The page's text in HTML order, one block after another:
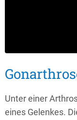
Unter einer
eines Gelenkes.